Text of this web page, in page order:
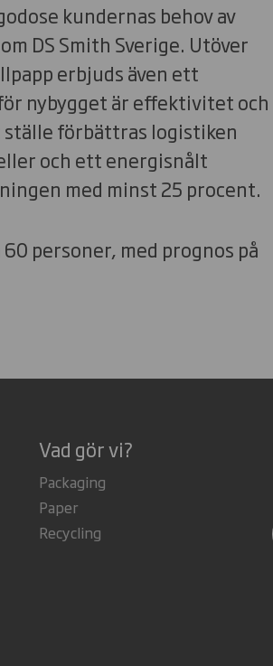
kundernas behov av
DS Smith Sverige. Utöver
erbjuds även ett
nybygget är effektivitet och
förbättras logistiken
och ett energisnålt
med minst 25 procent.
personer, med prognos på
Vad gör vi?
Packaging
Paper
Recycling